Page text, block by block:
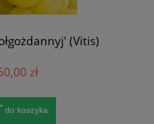
(Vitis)
zł
do koszyka